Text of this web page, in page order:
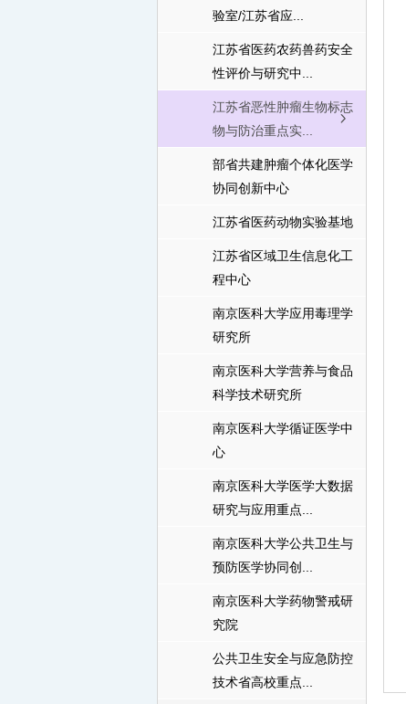
验室/江苏省应...
江苏省医药农药兽药安全
性评价与研究中...
江苏省恶性肿瘤生物标志
物与防治重点实...
部省共建肿瘤个体化医学
协同创新中心
江苏省医药动物实验基地
江苏省区域卫生信息化工
程中心
南京医科大学应用毒理学
研究所
南京医科大学营养与食品
科学技术研究所
南京医科大学循证医学中
心
南京医科大学医学大数据
研究与应用重点...
南京医科大学公共卫生与
预防医学协同创...
南京医科大学药物警戒研
究院
公共卫生安全与应急防控
技术省高校重点...